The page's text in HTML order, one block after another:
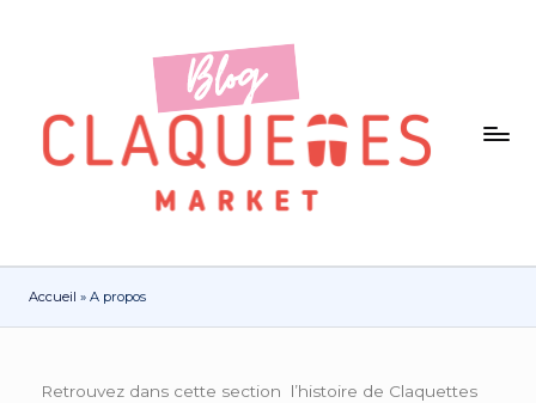
Accueil » A propos
Retrouvez dans cette section l’histoire de Claquettes